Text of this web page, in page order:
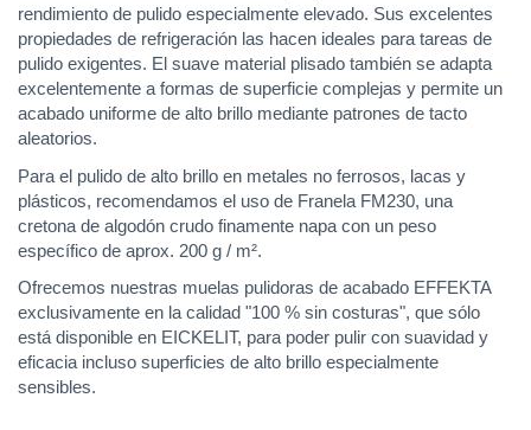
rendimiento de pulido especialmente elevado. Sus excelentes
propiedades de refrigeración las hacen ideales para tareas de
pulido exigentes. El suave material plisado también se adapta
excelentemente a formas de superficie complejas y permite un
acabado uniforme de alto brillo mediante patrones de tacto
aleatorios.
Para el pulido de alto brillo en metales no ferrosos, lacas y
plásticos, recomendamos el uso de Franela FM230, una
cretona de algodón crudo finamente napa con un peso
específico de aprox. 200 g / m².
Ofrecemos nuestras muelas pulidoras de acabado EFFEKTA
exclusivamente en la calidad "100 % sin costuras", que sólo
está disponible en EICKELIT, para poder pulir con suavidad y
eficacia incluso superficies de alto brillo especialmente
sensibles.